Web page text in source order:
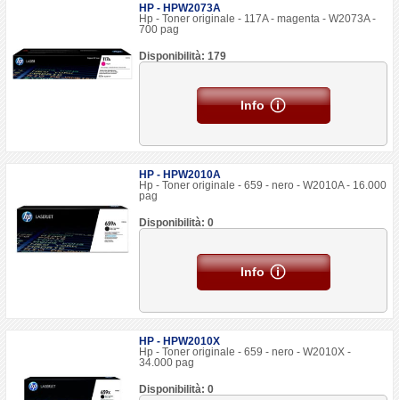
HP - HPW2073A
Hp - Toner originale - 117A - magenta - W2073A -
700 pag
Disponibilità: 179
Info
HP - HPW2010A
Hp - Toner originale - 659 - nero - W2010A - 16.000
pag
Disponibilità: 0
Info
HP - HPW2010X
Hp - Toner originale - 659 - nero - W2010X -
34.000 pag
Disponibilità: 0